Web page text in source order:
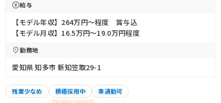
給与
【モデル年収】264万円〜程度 賞与込
【モデル月収】16.5万円〜19.0万円程度
勤務地
愛知県 知多市 新知笠取29-1
残業少なめ 積極採用中 車通勤可